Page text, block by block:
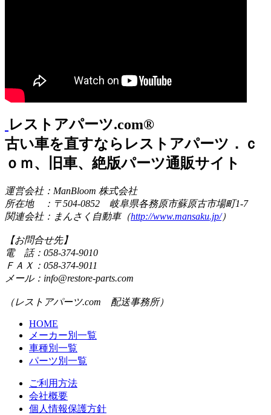
レストアパーツ.com®
古い車を直すならレストアパーツ．ｃ
ｏｍ、旧車、絶版パーツ通販サイト
運営会社：ManBloom 株式会社
所在地 ：〒504-0852 岐阜県各務原市蘇原古市場町1-7
関連会社：まんさく自動車（http://www.mansaku.jp/）
【お問合せ先】
電 話：058-374-9010
ＦＡＸ：058-374-9011
メール：info@restore-parts.com
（レストアパーツ.com 配送事務所）
HOME
メーカー別一覧
車種別一覧
パーツ別一覧
ご利用方法
会社概要
個人情報保護方針